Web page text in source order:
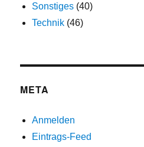
Sonstiges (40)
Technik (46)
META
Anmelden
Eintrags-Feed